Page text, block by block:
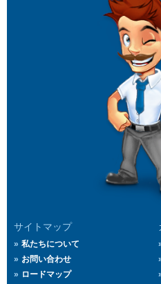
サイトマップ
私たちについて
お問い合わせ
ロードマップ